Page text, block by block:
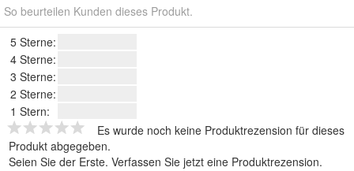
So beurteilen Kunden dieses Produkt.
5 Sterne:
4 Sterne:
3 Sterne:
2 Sterne:
1 Stern:
Es wurde noch keine Produktrezension für dieses
Produkt abgegeben.
Seien Sie der Erste. Verfassen Sie jetzt eine Produktrezension.